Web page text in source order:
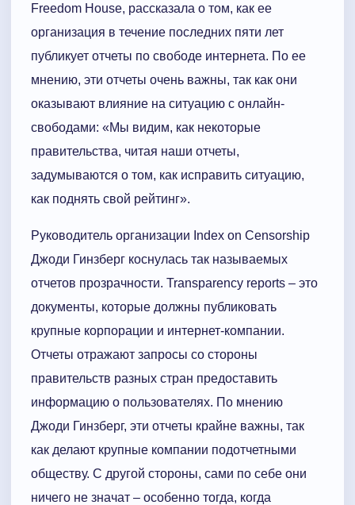
Freedom House, рассказала о том, как ее
организация в течение последних пяти лет
публикует отчеты по свободе интернета. По ее
мнению, эти отчеты очень важны, так как они
оказывают влияние на ситуацию с онлайн-
свободами: «Мы видим, как некоторые
правительства, читая наши отчеты,
задумываются о том, как исправить ситуацию,
как поднять свой рейтинг».
Руководитель организации Index on Censorship
Джоди Гинзберг коснулась так называемых
отчетов прозрачности. Transparency reports – это
документы, которые должны публиковать
крупные корпорации и интернет-компании.
Отчеты отражают запросы со стороны
правительств разных стран предоставить
информацию о пользователях. По мнению
Джоди Гинзберг, эти отчеты крайне важны, так
как делают крупные компании подотчетными
обществу. С другой стороны, сами по себе они
ничего не значат – особенно тогда, когда